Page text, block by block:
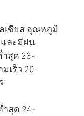
เซียส อุณหภูมิ
และมีฝน
สุด 23-
เร็ว 20-
สุด 24-